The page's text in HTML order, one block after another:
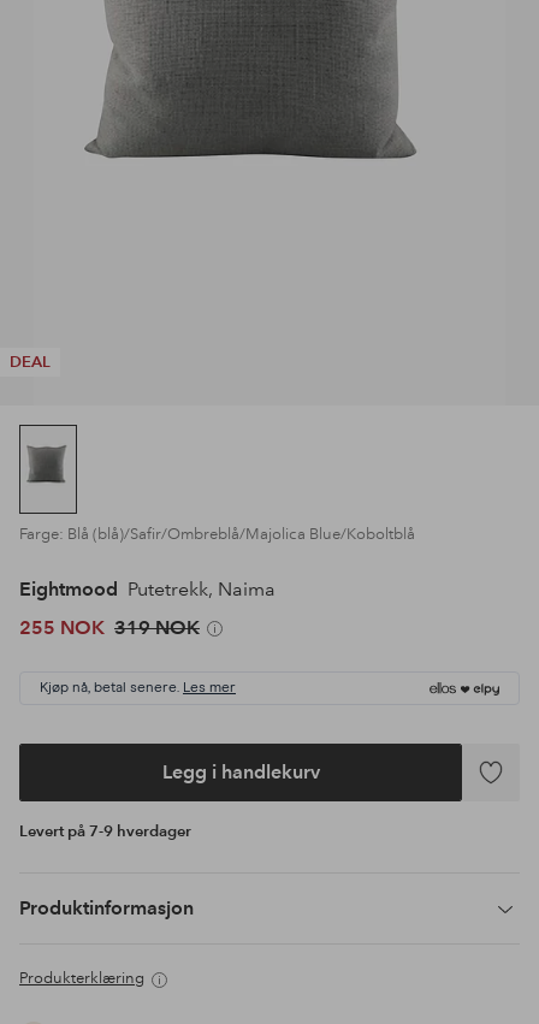
DEAL
Farge: Blå (blå)/Safir/Ombreblå/Majolica Blue/Koboltblå
Eightmood
Putetrekk, Naima
255 NOK 319 NOK
Kjøp nå, betal senere. Les mer
Legg i handlekurv
Legg
Levert på 7-9 hverdager
Produktinformasjon
Produkterklæring